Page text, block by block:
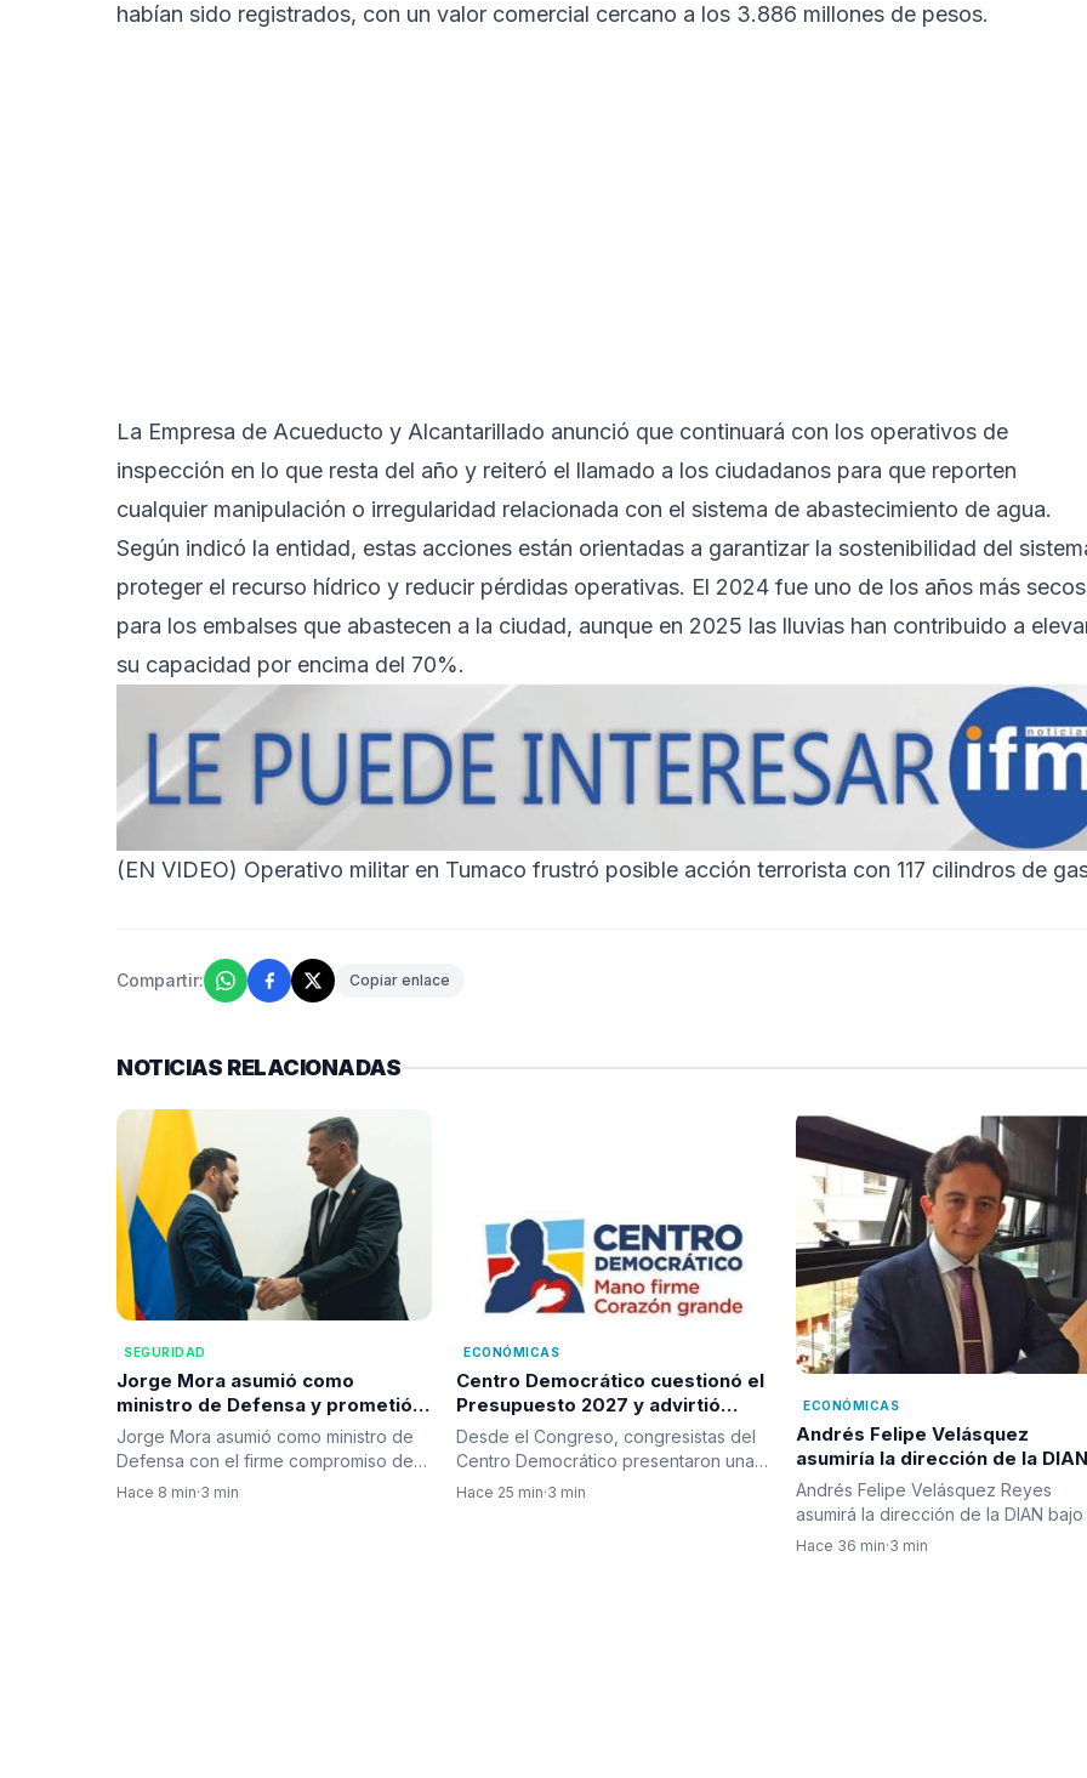
habían sido registrados, con un valor comercial cercano a los 3.886 millones de pesos.
La Empresa de Acueducto y Alcantarillado anunció que continuará con los operativos de
inspección en lo que resta del año y reiteró el llamado a los ciudadanos para que reporten
cualquier manipulación o irregularidad relacionada con el sistema de abastecimiento de agua.
Según indicó la entidad, estas acciones están orientadas a garantizar la sostenibilidad del
proteger el recurso hídrico y reducir pérdidas operativas. El 2024 fue uno de los años más secos
para los embalses que abastecen a la ciudad, aunque en 2025 las lluvias han contribuido a
su capacidad por encima del 70%.
(EN VIDEO) Operativo militar en Tumaco frustró posible acción terrorista con 117 cilindros de
Compartir: Copiar enlace
NOTICIAS RELACIONADAS
SEGURIDAD
Jorge Mora asumió como
ministro de Defensa y prometió
recuperar la seguridad en
Colombia
Jorge Mora asumió como ministro de
Defensa con el firme compromiso de
fortalecer la Fuerza Pública…
Hace 8 min·3 min
ECONÓMICAS
Centro Democrático cuestionó el
Presupuesto 2027 y advirtió
riesgos fiscales por más de 30
billones
Desde el Congreso, congresistas del
Centro Democrático presentaron una
proposición en la que piden…
Hace 25 min·3 min
ECONÓMICAS
Andrés Felipe Velásquez
asumiría la dirección de la DIAN
Andrés Felipe Velásquez Reyes
asumirá la dirección de la DIAN bajo
administración del presidente…
Hace 36 min·3 min